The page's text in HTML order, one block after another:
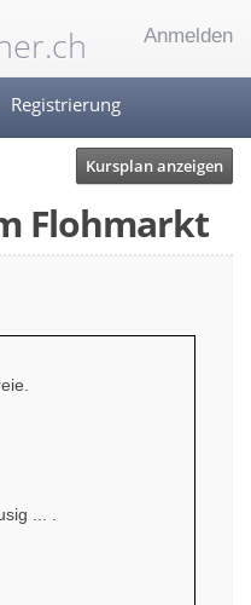
Anmelden
Registrierung
Kursplan anzeigen
Flohmarkt
... .